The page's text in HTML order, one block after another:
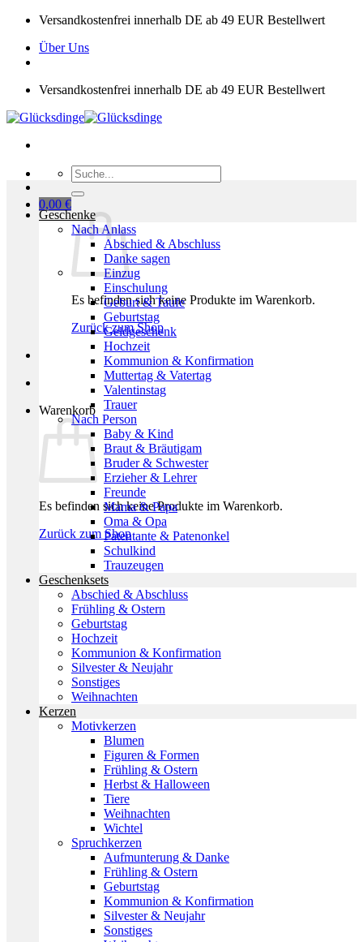
Zum
springen
Versandkostenfrei innerhalb DE ab 49 EUR Bestellwert
Über Uns
Versandkostenfrei innerhalb DE ab 49 EUR Bestellwert
Suchen
nach:
0,00 €
Es befinden sich keine Produkte im Warenkorb.
Zurück zum Shop
Warenkorb
Es befinden sich keine Produkte im Warenkorb.
Zurück zum Shop
Geschenke
Nach Anlass
Abschied & Abschluss
Danke sagen
Einzug
Einschulung
Geburt & Taufe
Geburtstag
Geldgeschenk
Hochzeit
Kommunion & Konfirmation
Muttertag & Vatertag
Valentinstag
Trauer
Nach Person
Baby & Kind
Braut & Bräutigam
Bruder & Schwester
Erzieher & Lehrer
Freunde
Mama & Papa
Oma & Opa
Patentante & Patenonkel
Schulkind
Trauzeugen
Geschenksets
Abschied & Abschluss
Frühling & Ostern
Geburtstag
Hochzeit
Kommunion & Konfirmation
Silvester & Neujahr
Sonstiges
Weihnachten
Kerzen
Motivkerzen
Blumen
Figuren & Formen
Frühling & Ostern
Herbst & Halloween
Tiere
Weihnachten
Wichtel
Spruchkerzen
Aufmunterung & Danke
Frühling & Ostern
Geburtstag
Kommunion & Konfirmation
Silvester & Neujahr
Sonstiges